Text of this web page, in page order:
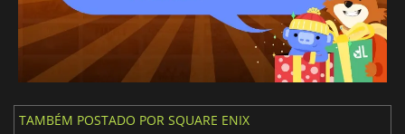
TAMBÉM POSTADO POR SQUARE ENIX